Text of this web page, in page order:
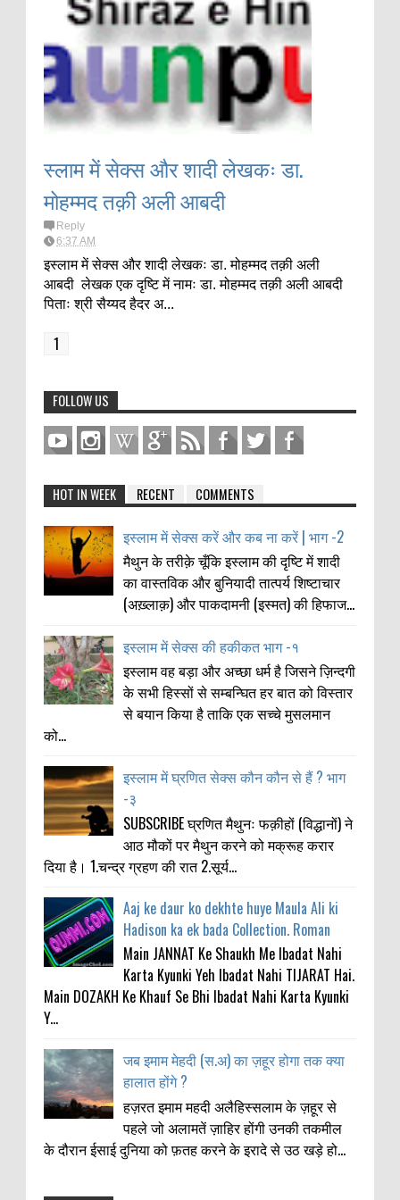
स्लाम में सेक्स और शादी लेखकः डा.
मोहम्मद तक़ी अली आबदी
Reply
6:37 AM
इस्लाम में सेक्स और शादी लेखकः डा. मोहम्मद तक़ी अली
आबदी लेखक एक दृष्टि में नामः डा. मोहम्मद तक़ी अली आबदी
पिताः श्री सैय्यद हैदर अ...
1
FOLLOW US
HOT IN WEEK RECENT COMMENTS
इस्लाम में सेक्स करें और कब ना करें | भाग -2
मैथुन के तरीक़े चूँकि इस्लाम की दृष्टि में शादी
का वास्तविक और बुनियादी तात्पर्य शिष्टाचार
(अख़्लाक़) और पाकदामनी (इस्मत) की हिफाज...
इस्लाम में सेक्स की हकीकत भाग -१
इस्लाम वह बड़ा और अच्छा धर्म है जिसने ज़िन्दगी
के सभी हिस्सों से सम्बन्घित हर बात को विस्तार
से बयान किया है ताकि एक सच्चे मुसलमान
को...
इस्लाम में घ्रणित सेक्स कौन कौन से हैं ? भाग
-३
SUBSCRIBE घ्रणित मैथुनः फक़ीहों (विद्धानों) ने
आठ मौकों पर मैथुन करने को मक्रूह करार
दिया है। 1.चन्द्र ग्रहण की रात 2.सूर्य...
Aaj ke daur ko dekhte huye Maula Ali ki
Hadison ka ek bada Collection. Roman
Main JANNAT Ke Shaukh Me Ibadat Nahi
Karta Kyunki Yeh Ibadat Nahi TIJARAT Hai.
Main DOZAKH Ke Khauf Se Bhi Ibadat Nahi Karta Kyunki
Y...
जब इमाम मेहदी (स.अ) का ज़हूर होगा तक क्या
हालात होंगे ?
हज़रत इमाम महदी अलैहिस्सलाम के ज़हूर से
पहले जो अलामतें ज़ाहिर होंगी उनकी तकमील
के दौरान ईसाई दुनिया को फ़तह करने के इरादे से उठ खड़े हो...